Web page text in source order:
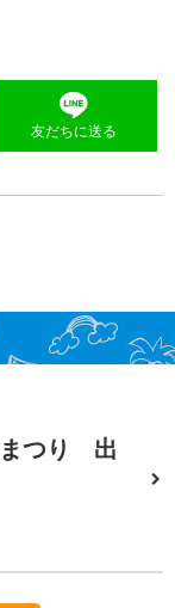
友だちに送る
まつり 出